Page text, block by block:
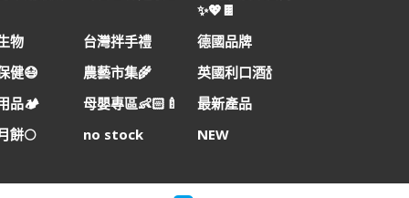
✨💖🍫
物 台灣拌手禮
德國品牌
健😷 農藝市集🌾
英國利口酒🍾
品🏕️ 母嬰專區👶🏻🍼
最新產品
餅🌕
no stock NEW